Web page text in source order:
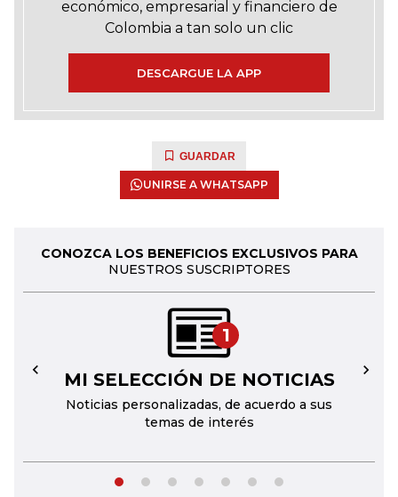
económico, empresarial y financiero de
Colombia a tan solo un clic
DESCARGUE LA APP
GUARDAR
UNIRSE A WHATSAPP
CONOZCA LOS BENEFICIOS EXCLUSIVOS PARA
NUESTROS SUSCRIPTORES
1
MI SELECCIÓN DE NOTICIAS
Noticias personalizadas, de acuerdo a sus
temas de interés
← →